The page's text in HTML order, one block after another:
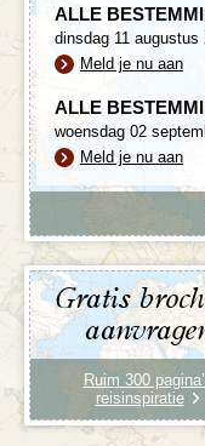
ALLE
dinsdag 11 augustus
Meld je nu aan
ALLE
woensdag 02
Meld je nu aan
Gratis
Ruim 300
reisinspiratie